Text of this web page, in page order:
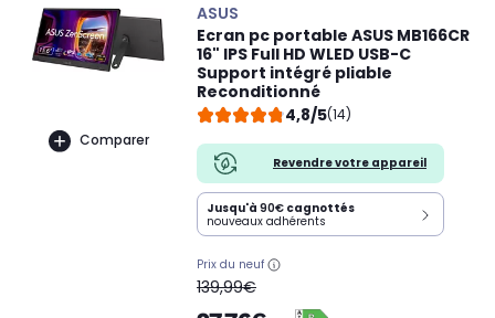
Comparer
ASUS
Ecran pc portable ASUS MB166CR
16" IPS Full HD WLED USB-C
Support intégré pliable
Reconditionné
4,8/5(14)
Revendre votre appareil
Jusqu'à 90€ cagnottés
nouveaux adhérents
Prix du neuf
oldPrice
139,99€